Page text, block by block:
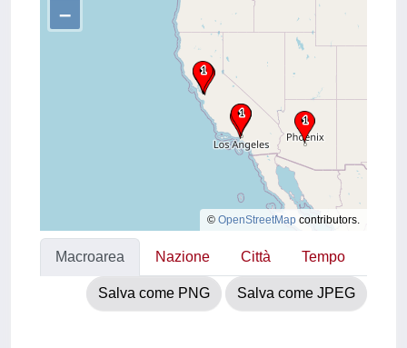
–
© OpenStreetMap contributors.
Macroarea Nazione Città Tempo
Salva come PNG Salva come JPEG